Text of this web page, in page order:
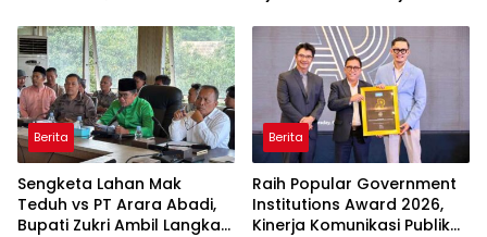
Jaringan Pembalak Liar
Berita
Sengketa Lahan Mak
Teduh vs PT Arara Abadi,
Bupati Zukri Ambil Langkah
Berita
Raih Popular Government
Institutions Award 2026,
Kinerja Komunikasi Publik